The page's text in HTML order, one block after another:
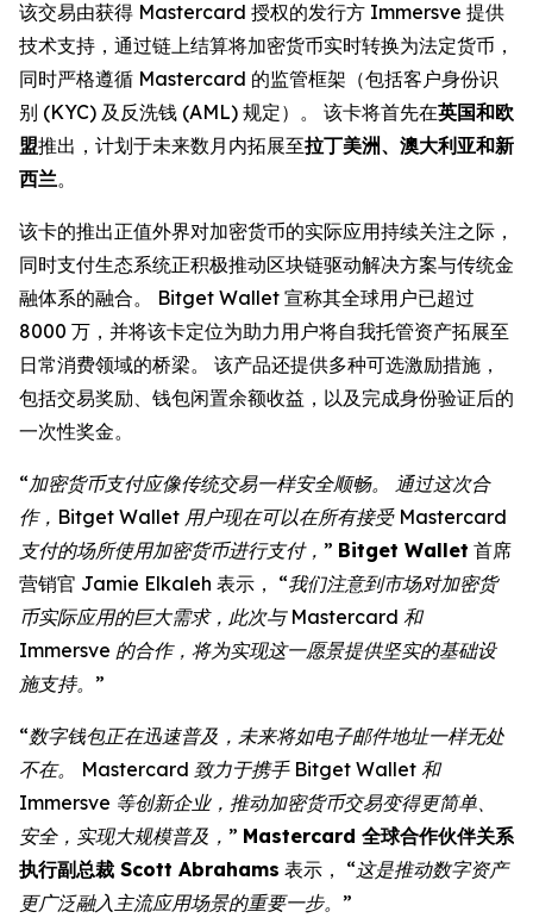
该交易由获得 Mastercard 授权的发行方 Immersve 提供
技术支持，通过链上结算将加密货币实时转换为法定货币，
同时严格遵循 Mastercard 的监管框架（包括客户身份识
别 (KYC) 及反洗钱 (AML) 规定）。 该卡将首先在英国和欧
盟推出，计划于未来数月内拓展至拉丁美洲、澳大利亚和新
西兰。
该卡的推出正值外界对加密货币的实际应用持续关注之际，
同时支付生态系统正积极推动区块链驱动解决方案与传统金
融体系的融合。 Bitget Wallet 宣称其全球用户已超过
8000 万，并将该卡定位为助力用户将自我托管资产拓展至
日常消费领域的桥梁。 该产品还提供多种可选激励措施，
包括交易奖励、钱包闲置余额收益，以及完成身份验证后的
一次性奖金。
“加密货币支付应像传统交易一样安全顺畅。 通过这次合
作，Bitget Wallet 用户现在可以在所有接受 Mastercard
支付的场所使用加密货币进行支付，” Bitget Wallet 首席
营销官 Jamie Elkaleh 表示， “我们注意到市场对加密货
币实际应用的巨大需求，此次与 Mastercard 和
Immersve 的合作，将为实现这一愿景提供坚实的基础设
施支持。”
“数字钱包正在迅速普及，未来将如电子邮件地址一样无处
不在。 Mastercard 致力于携手 Bitget Wallet 和
Immersve 等创新企业，推动加密货币交易变得更简单、
安全，实现大规模普及，” Mastercard 全球合作伙伴关系
执行副总裁 Scott Abrahams 表示， “这是推动数字资产
更广泛融入主流应用场景的重要一步。”